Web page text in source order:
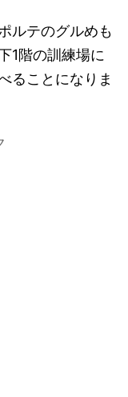
ルテのグルめも
1階の訓練場に
ることになりま